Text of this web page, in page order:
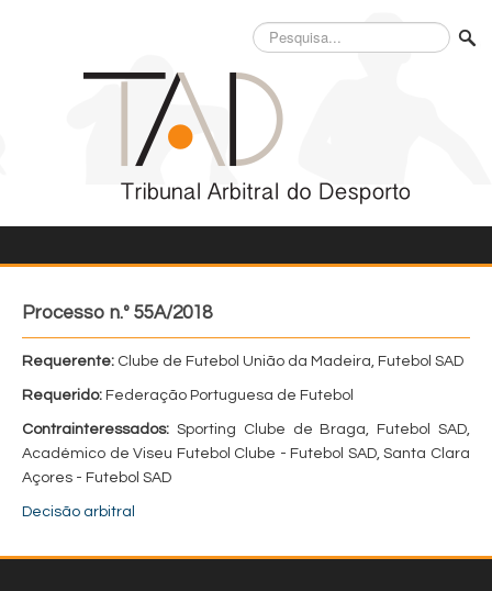
Pesquisa...
Processo n.º 55A/2018
Requerente: Clube de Futebol União da Madeira, Futebol SAD
Requerido: Federação Portuguesa de Futebol
Contrainteressados: Sporting Clube de Braga, Futebol SAD,
Académico de Viseu Futebol Clube - Futebol SAD, Santa Clara
Açores - Futebol SAD
Decisão arbitral